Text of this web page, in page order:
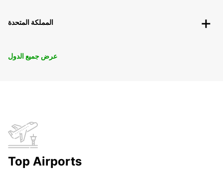
المملكة المتحدة
عرض جميع الدول
Top Airports